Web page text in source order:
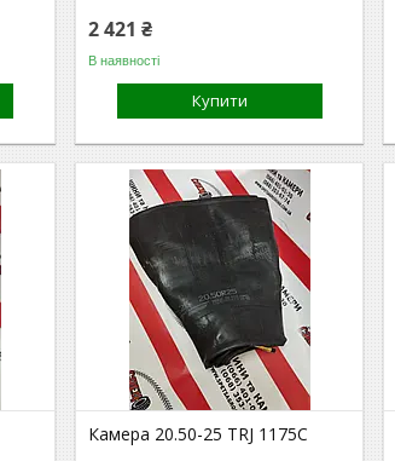
2 421 ₴
В наявності
Купити
Камера 20.50-25 TRJ 1175C